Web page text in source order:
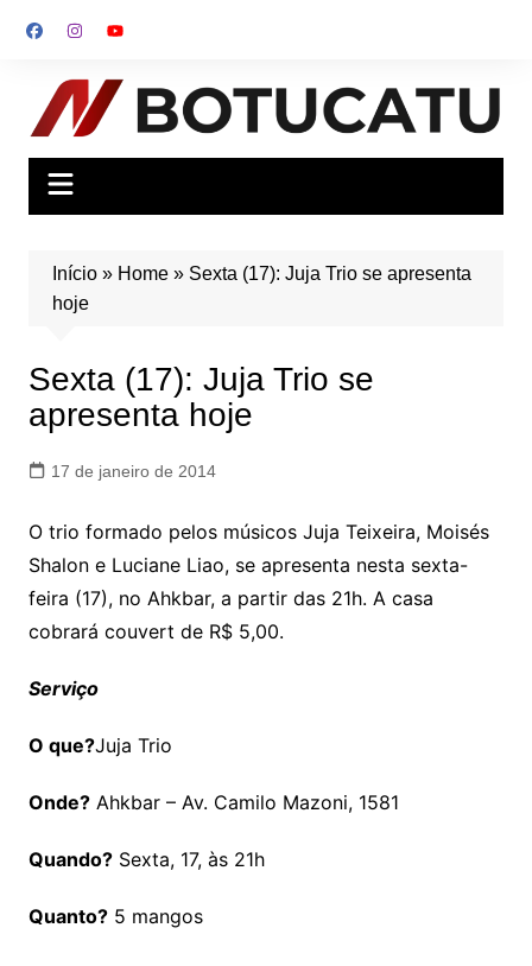
para
conteúdo
Início» Home» Sexta (17): Juja Trio se apresenta
hoje
Sexta (17): Juja Trio se
apresenta hoje
17 de janeiro de 2014
O trio formado pelos músicos Juja Teixeira, Moisés
Shalon e Luciane Liao, se apresenta nesta sexta-
feira (17), no Ahkbar, a partir das 21h. A casa
cobrará couvert de R$ 5,00.
Serviço
O que?Juja Trio
Onde?Ahkbar – Av. Camilo Mazoni, 1581
Quando?Sexta, 17, às 21h
Quanto?5 mangos